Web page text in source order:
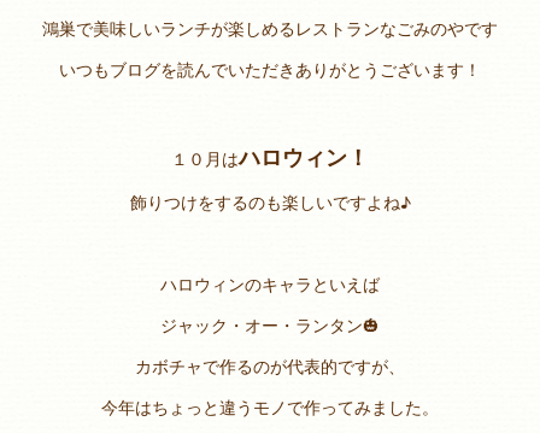
鴻巣で美味しいランチが楽しめるレストランなごみのやです
いつもブログを読んでいただきありがとうございます！
１０月はハロウィン！
飾りつけをするのも楽しいですよね♪
ハロウィンのキャラといえば
ジャック・オー・ランタン🎃
カボチャで作るのが代表的ですが、
今年はちょっと違うモノで作ってみました。